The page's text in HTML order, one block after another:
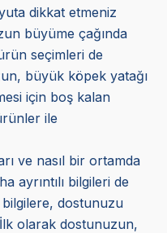
dikkat etmeniz
büyüme çağında
seçimleri de
büyük köpek yatağı
için boş kalan
ile
ve nasıl bir ortamda
ayrıntılı bilgileri de
bilgilere, dostunuzu
olarak dostunuzun,